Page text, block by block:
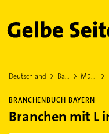
Gelbe Seiten
Deutschland Bayern München
BRANCHENBUCH BAYERN
Branchen mit L